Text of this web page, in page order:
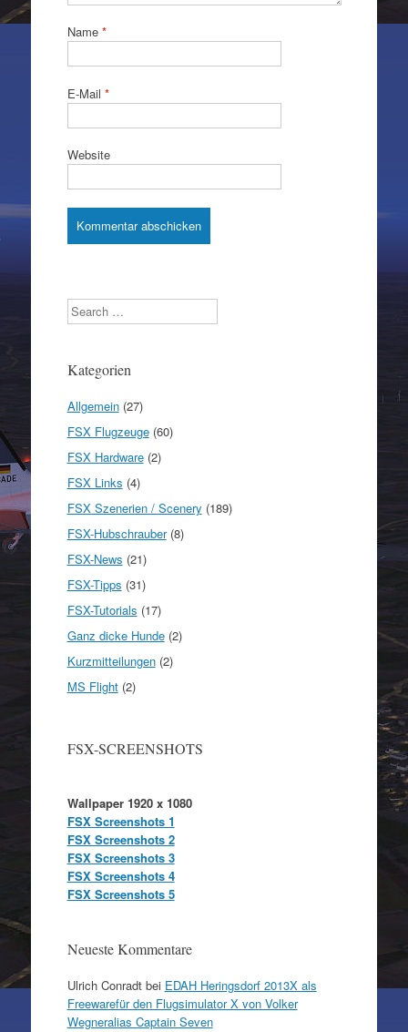
Name *
E-Mail *
Website
Search
Kategorien
Allgemein(27)
FSX Flugzeuge(60)
FSX Hardware(2)
FSX Links (4)
FSX Szenerien / Scenery (189)
FSX-Hubschrauber(8)
FSX-News (21)
FSX-Tipps (31)
FSX-Tutorials (17)
Ganz dicke Hunde(2)
Kurzmitteilungen(2)
MS Flight(2)
FSX-SCREENSHOTS
Wallpaper 1920 x 1080
FSX Screenshots 1
FSX Screenshots 2
FSX Screenshots 3
FSX Screenshots 4
FSX Screenshots 5
Neueste Kommentare
Ulrich Conradtbei EDAH Heringsdorf 2013X als
Freewarefür den Flugsimulator X von Volker
Wegneralias Captain Seven